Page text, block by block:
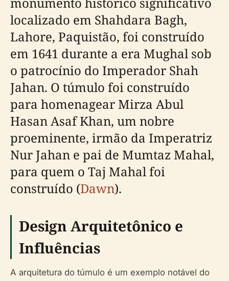
localizado em Shahdara Bagh,
Lahore, Paquistão, foi construído
em 1641 durante a era Mughal sob
o patrocínio do Imperador Shah
Jahan. O túmulo foi construído
para homenagear Mirza Abul
Hasan Asaf Khan, um nobre
proeminente, irmão da Imperatriz
Nur Jahan e pai de Mumtaz Mahal,
para quem o Taj Mahal foi
construído (Dawn).
Design Arquitetônico e
Influências
A arquitetura do túmulo é um exemplo notável do